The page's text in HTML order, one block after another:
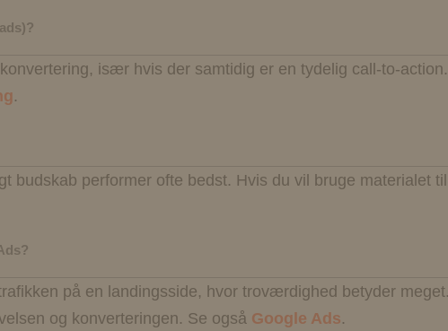
især hvis der samtidig er en tydelig call-to-
.
budskab performer ofte bedst. Hvis du vil bruge materialet
på en landingsside, hvor troværdighed betyder
og konverteringen. Se også Google Ads.